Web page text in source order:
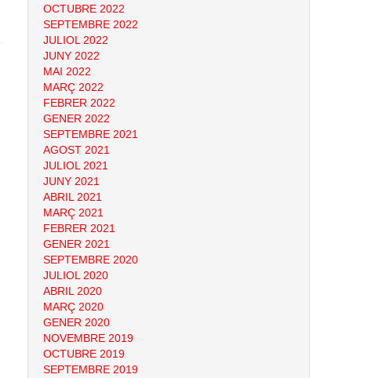
OCTUBRE 2022
SEPTEMBRE 2022
JULIOL 2022
JUNY 2022
MAI 2022
MARÇ 2022
FEBRER 2022
GENER 2022
SEPTEMBRE 2021
AGOST 2021
JULIOL 2021
JUNY 2021
ABRIL 2021
MARÇ 2021
FEBRER 2021
GENER 2021
SEPTEMBRE 2020
JULIOL 2020
ABRIL 2020
MARÇ 2020
GENER 2020
NOVEMBRE 2019
OCTUBRE 2019
SEPTEMBRE 2019